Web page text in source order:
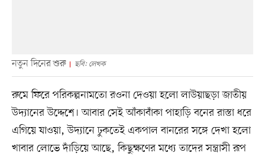
নতুন দিনের শুরু ছবি: লেখক
রুমে ফিরে পরিকল্পনামতো রওনা দেওয়া হলো লাউয়াছড়া জাতীয়
উদ্যানের উদ্দেশে। আবার সেই আঁকাবাঁকা পাহাড়ি বনের রাস্তা ধরে
এগিয়ে যাওয়া, উদ্যানে ঢুকতেই একপাল বানরের সঙ্গে দেখা হলো
খাবার লোভে দাঁড়িয়ে আছে, কিছুক্ষণের মধ্যে তাদের সন্ত্রাসী রূপ